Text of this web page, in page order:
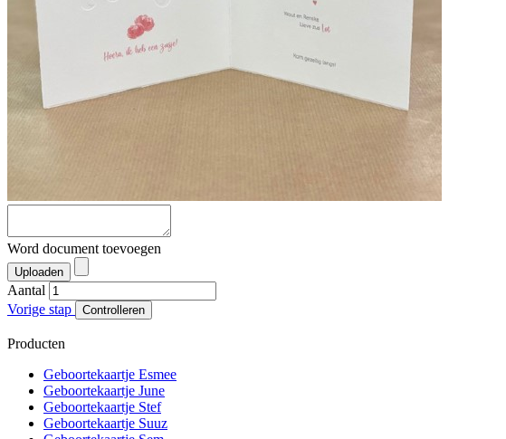
Word document toevoegen
Uploaden
Aantal
Vorige stap
Controlleren
Producten
Geboortekaartje Esmee
Geboortekaartje June
Geboortekaartje Stef
Geboortekaartje Suuz